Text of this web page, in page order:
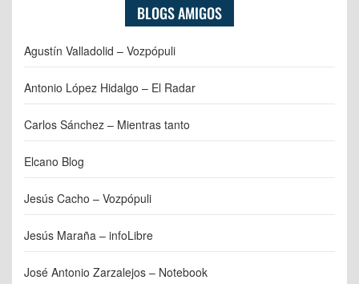
BLOGS AMIGOS
Agustín Valladolid – Vozpópuli
Antonio López Hidalgo – El Radar
Carlos Sánchez – Mientras tanto
Elcano Blog
Jesús Cacho – Vozpópuli
Jesús Maraña – infoLibre
José Antonio Zarzalejos – Notebook